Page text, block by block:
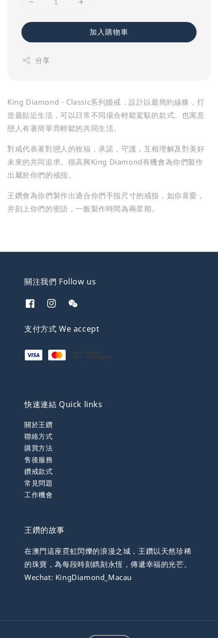
加入購物車
分享
King Diamond - Classic系列婚戒，設計以最簡約線條，打
造最貼近生活，可以日常不同場合輕鬆駕馭的款式。也寓意
戀人有著簡單而輕鬆的共同生活。
對戒代表著對戀人的祝福，承諾，守護，互相理解及對美好
未來的共同追求。很高興King Diamond有機會為你們製作
出屬於你們的戒指。
王鑽會為你們製作出適合你們手指尺寸的戒指，如你喜愛，
并刻上你們的密語，一般製作時間為兩星期。
關注我們 Follow us
支付方式 We accept
快速連結 Quick links
關於王鑽
聯絡方式
購買方法
售後服務
鑽戒款式
常見問題
工作機會
王鑽的故事
在澳門這座霓虹閃爍的浪漫之城，王鑽以天然珍稀
的珠寶，為每段時刻鐫刻永恆，傳遞幸福的光芒。
Wechat: KingDiamond_Macau